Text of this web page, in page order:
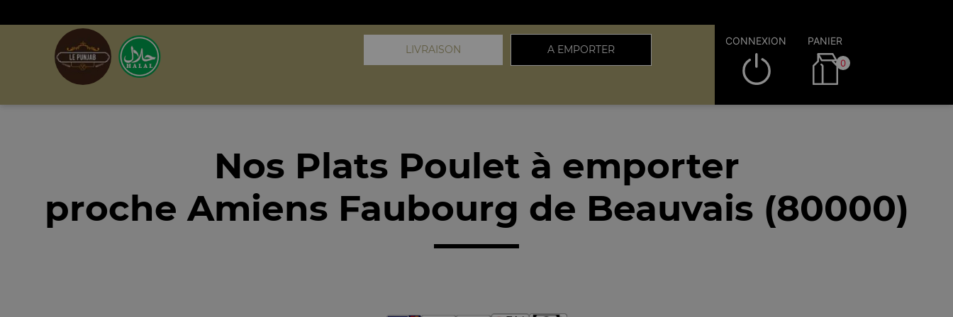
LIVRAISON A EMPORTER
CONNEXION PANIER
0
Nos Plats Poulet à emporter
proche Amiens Faubourg de Beauvais (80000)